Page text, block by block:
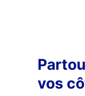
vos